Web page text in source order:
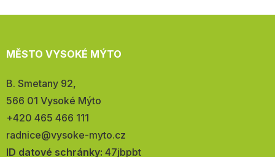
MĚSTO VYSOKÉ MÝTO
Adresa:
B. Smetany 92,
566 01 Vysoké Mýto
Telefon:
+420 465 466 111
E-
mail:
radnice@vysoke-myto.cz
ID datové schránky: 47jbpbt